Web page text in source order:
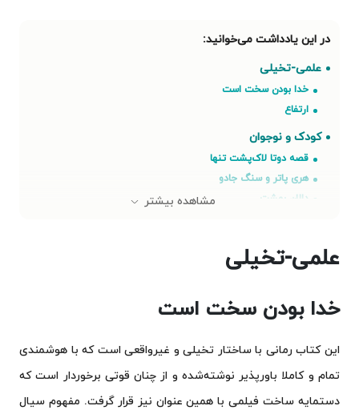
‌علمی-تخیلی
خدا بودن سخت است
ارتفاع
کودک و نوجوان
قصه دوتا لاک‌پشت تنها
هری پاتر و سنگ جادو
دالان بهشت
کلاسیک
برادران کارامازوف
پلیسی و معمایی
پیش از آن که بخوابم
رئالیسم جادویی
صد سال تنهایی
مشاهده بیشتر
‌علمی-تخیلی
خدا بودن سخت است
این کتاب رمانی با ساختار تخیلی و غیرواقعی است که با هوشمندی
تمام و کاملا باورپذیر نوشته‌شده و از چنان قوتی برخوردار است که
دستمایه ساخت فیلمی با همین عنوان نیز قرار گرفت. مفهوم سیال